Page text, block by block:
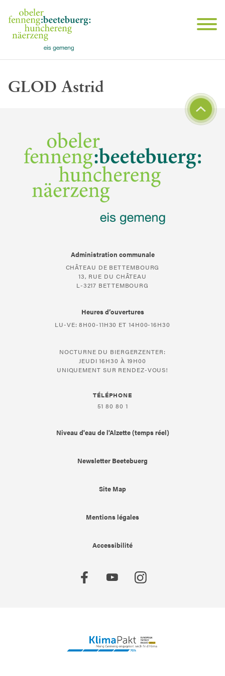
GLOD Astrid
Administration communale
CHÂTEAU DE BETTEMBOURG
13, RUE DU CHÂTEAU
L-3217 BETTEMBOURG
Heures d’ouvertures
LU-VE: 8H00-11H30 ET 14H00-16H30
NOCTURNE DU BIERGERZENTER:
JEUDI 16H30 À 19H00
UNIQUEMENT SUR RENDEZ-VOUS!
TÉLÉPHONE
51 80 80 1
Niveau d'eau de l'Alzette (temps réel)
Newsletter Beetebuerg
Site Map
Mentions légales
Accessibilité